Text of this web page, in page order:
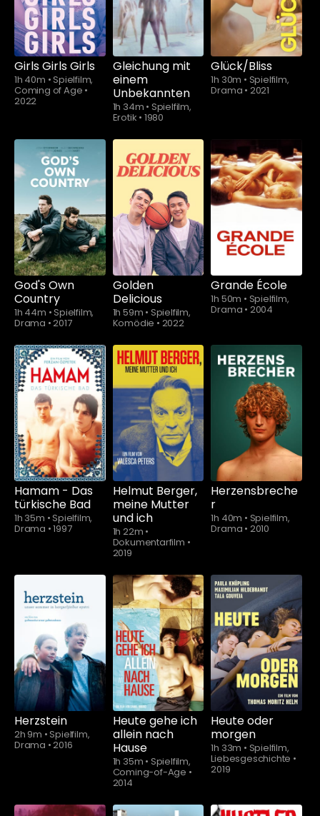
Girls Girls Girls
1h 40m • Spielfilm,
Coming of Age •
2022
Gleichung mit
einem
Unbekannten
1h 34m • Spielfilm,
Erotik • 1980
Glück/Bliss
1h 30m • Spielfilm,
Drama • 2021
God's Own
Country
1h 44m • Spielfilm,
Drama •2017
Golden
Delicious
1h 59m • Spielfilm,
Komödie • 2022
Schauen Sie
Grande École
1h 50m • Spielfilm,
Drama • 2004
Hamam - Das
türkische Bad
1h 35m • Spielfilm,
Drama •1997
Helmut Berger,
meine Mutter
und ich
1h 22m •
Dokumentarfilm •
2019
Herzensbreche
r
1h 40m • Spielfilm,
Drama • 2010
Herzstein
2h 9m • Spielfilm,
Drama •2016
Heute gehe ich
allein nach
Hause
1h 35m • Spielfilm,
Coming-of-Age •
2014
Schauen Sie
ab$5.90
Heute oder
morgen
1h 33m • Spielfilm,
Liebesgeschichte •
2019